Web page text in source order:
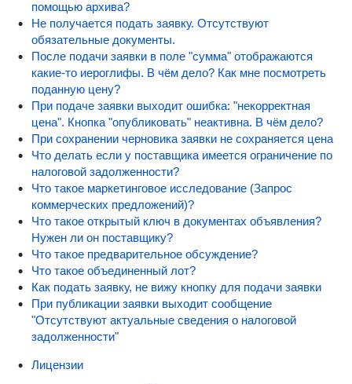
помощью архива?
Не получается подать заявку. Отсутствуют
обязательные документы.
После подачи заявки в поле "сумма" отображаются
какие-то иероглифы. В чём дело? Как мне посмотреть
поданную цену?
При подаче заявки выходит ошибка: "некорректная
цена". Кнопка "опубликовать" неактивна. В чём дело?
При сохранении черновика заявки не сохраняется цена
Что делать если у поставщика имеется ограничение по
налоговой задолженности?
Что такое маркетинговое исследование (Запрос
коммерческих предложений)?
Что такое открытый ключ в документах объявления?
Нужен ли он поставщику?
Что такое предварительное обсуждение?
Что такое объединенный лот?
Как подать заявку, не вижу кнопку для подачи заявки
При публикации заявки выходит сообщение
"Отсутствуют актуальные сведения о налоговой
задолженности"
Лицензии